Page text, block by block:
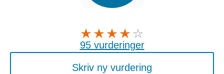
95 vurderinger
Skriv ny vurdering